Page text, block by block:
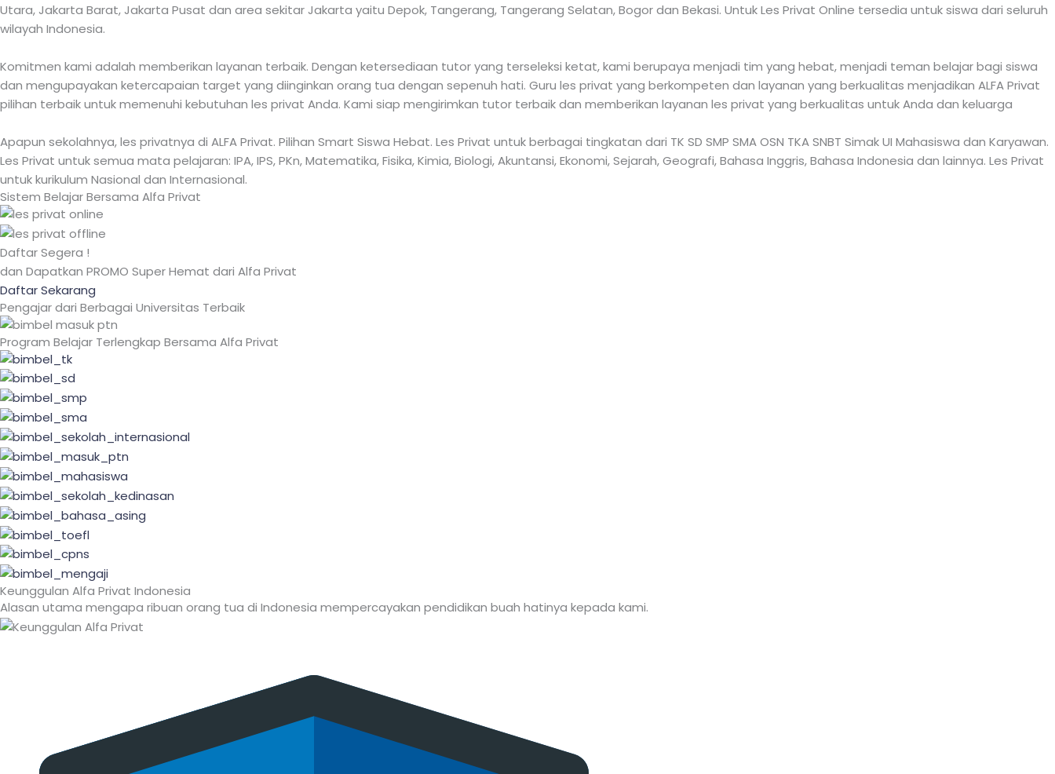
Utara, Jakarta Barat, Jakarta Pusat dan area sekitar Jakarta yaitu Depok, Tangerang, Tangerang Selatan, Bogor dan Bekasi. Untuk Les Privat Online tersedia untuk siswa dari seluruh
wilayah Indonesia.
Komitmen kami adalah memberikan layanan terbaik. Dengan ketersediaan tutor yang terseleksi ketat, kami berupaya menjadi tim yang hebat, menjadi teman belajar bagi siswa
dan mengupayakan ketercapaian target yang diinginkan orang tua dengan sepenuh hati. Guru les privat yang berkompeten dan layanan yang berkualitas menjadikan ALFA Privat
pilihan terbaik untuk memenuhi kebutuhan les privat Anda. Kami siap mengirimkan tutor terbaik dan memberikan layanan les privat yang berkualitas untuk Anda dan keluarga
Apapun sekolahnya, les privatnya di ALFA Privat. Pilihan Smart Siswa Hebat. Les Privat untuk berbagai tingkatan dari TK SD SMP SMA OSN TKA SNBT Simak UI Mahasiswa dan Karyawan.
Les Privat untuk semua mata pelajaran: IPA, IPS, PKn, Matematika, Fisika, Kimia, Biologi, Akuntansi, Ekonomi, Sejarah, Geografi, Bahasa Inggris, Bahasa Indonesia dan lainnya. Les Privat
untuk kurikulum Nasional dan Internasional.
Sistem Belajar Bersama Alfa Privat
Daftar Segera !
dan Dapatkan PROMO Super Hemat dari Alfa Privat
Daftar Sekarang
Pengajar dari Berbagai Universitas Terbaik
Program Belajar Terlengkap Bersama Alfa Privat
Keunggulan Alfa Privat Indonesia
Alasan utama mengapa ribuan orang tua di Indonesia mempercayakan pendidikan buah hatinya kepada kami.